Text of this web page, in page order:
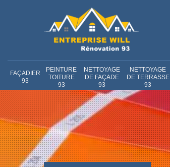
FAÇADIER
93
PEINTURE
TOITURE
93
NETTOYAGE
DE FAÇADE
93
NETTOYAGE
DE TERRASSE
93